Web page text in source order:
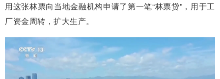
用这张林票向当地金融机构申请了第一笔“林票贷”，用于工
厂资金周转，扩大生产。